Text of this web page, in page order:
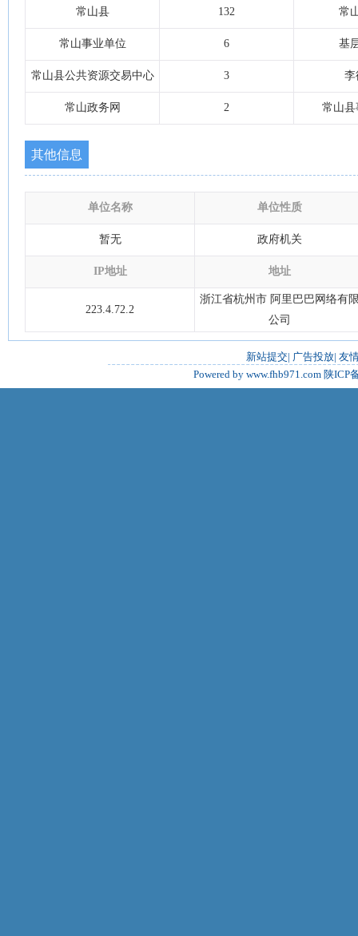
常山县 132 常
常山事业单位 6 基
常山县公共资源交易中心 3 李
常山政务网 2 常山县
其他信息
单位名称 单位性质
暂无 政府机关
IP地址 地址
223.4.72.2
浙江省杭州市 阿里巴巴网络有
公司
新站提交| 广告投放| 友
Powered by www.fhb971.com 陕ICP